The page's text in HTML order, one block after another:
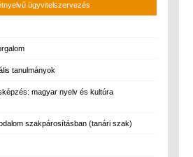
ügyvitelszervezés
tanulmányok
magyar nyelv és kultúra
szakpárosításban (tanári szak)